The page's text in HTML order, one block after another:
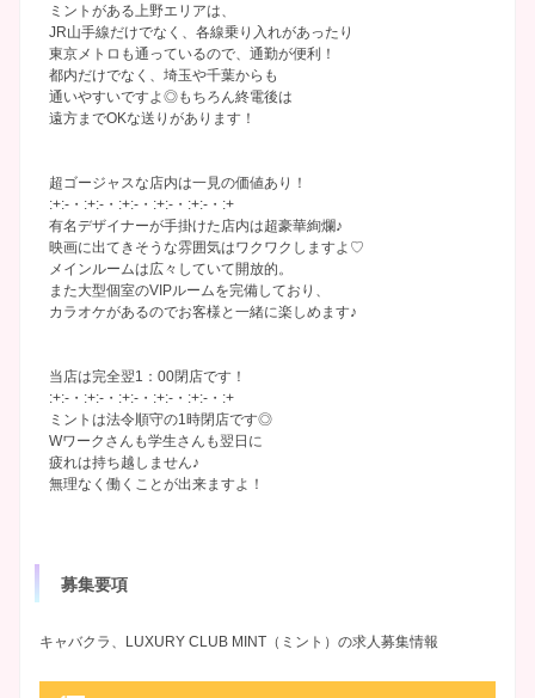
ミントがある上野エリアは、
JR山手線だけでなく、各線乗り入れがあったり
東京メトロも通っているので、通勤が便利！
都内だけでなく、埼玉や千葉からも
通いやすいですよ◎もちろん終電後は
遠方までOKな送りがあります！
超ゴージャスな店内は一見の価値あり！
:+:-・:+:-・:+:-・:+:-・:+:-・:+
有名デザイナーが手掛けた店内は超豪華絢爛♪
映画に出てきそうな雰囲気はワクワクしますよ♡
メインルームは広々していて開放的。
また大型個室のVIPルームを完備しており、
カラオケがあるのでお客様と一緒に楽しめます♪
当店は完全翌1：00閉店です！
:+:-・:+:-・:+:-・:+:-・:+:-・:+
ミントは法令順守の1時閉店です◎
Wワークさんも学生さんも翌日に
疲れは持ち越しません♪
無理なく働くことが出来ますよ！
募集要項
キャバクラ、LUXURY CLUB MINT（ミント）の求人募集情報